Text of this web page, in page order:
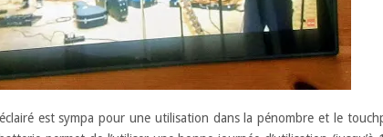
est sympa pour une utilisation dans la pénombre et le